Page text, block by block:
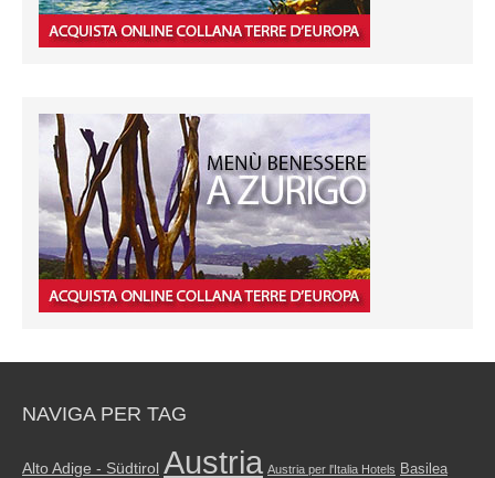
NAVIGA PER TAG
Alto Adige - Südtirol Austria Austria per l'Italia Hotels Basilea